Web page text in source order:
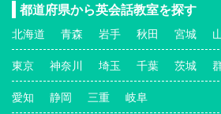
都道府県から英会話教室を探す
北海道 青森 岩手 秋田 宮城
東京 神奈川 埼玉 千葉 茨城
愛知 静岡 三重 岐阜